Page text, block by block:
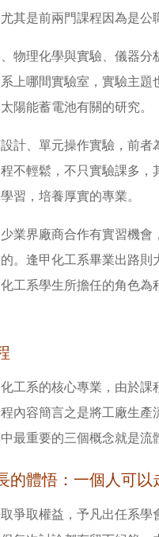
其是前兩門課程因為是公
物理化學與實驗、儀器
上哪間實驗室，實驗主
陽能蓄電池有關的研究。
計、單元操作實驗，前
不輕鬆，不只實驗課多
習，培養厚實的專業。
業界廠商合作有實習機
。逢甲化工系畢業出路
工系學生所擔任的角色
化工系的核心專業，由於
內容簡言之是將工廠生
最重要的三個概念就是流
的體悟：一個人可
爭取權益，予凡出任系